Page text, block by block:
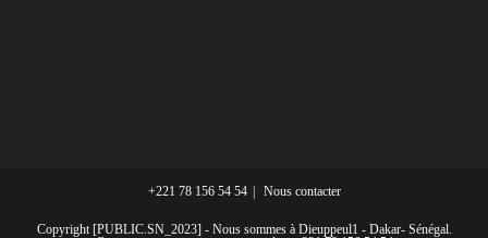
+221 78 156 54 54 Nous contacter
Copyright [PUBLIC.SN_2023] - Nous sommes à Dieuppeul1 - Dakar- Sénégal.